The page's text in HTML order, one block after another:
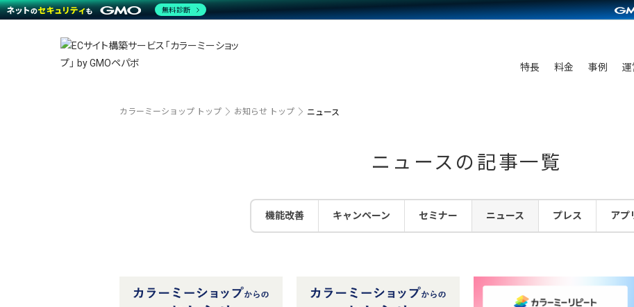
特長 料金 事例 運
商材一覧を見る
越境EC（海外販売）
売上につながる集客
顧客ロイヤリティを向上
複数店舗との連携
雑貨販売
料金
料金シミュレーション
事例
運営サポート
サポート一覧を見る
開発・API連携代行
カラーミーショップ トップ お知らせ トップ ニュース
ニュースの記事一覧
機能改善 キャンペーン セミナー ニュース プレス アプ
無料診断